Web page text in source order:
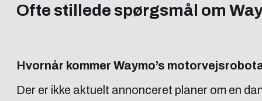
Ofte stillede spørgsmål om
Hvornår kommer Waymo’s
Der er ikke aktuelt annonceret planer om en